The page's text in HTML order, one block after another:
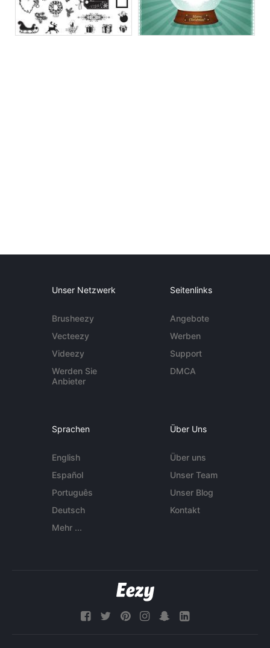
Unser Netzwerk
Brusheezy
Vecteezy
Videezy
Werden Sie
Anbieter
Seitenlinks
Angebote
Werben
Support
DMCA
Sprachen
English
Español
Português
Deutsch
Mehr ...
Über Uns
Über uns
Unser Team
Unser Blog
Kontakt